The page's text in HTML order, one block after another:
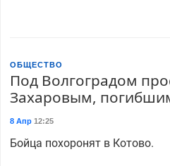
ОБЩЕСТВО
Под Волгоградом
Захаровым,
8 Апр12:25
Бойца похоронят в Котово.